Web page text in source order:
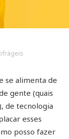
se alimenta de
gente (quais
de tecnologia
esses
posso fazer